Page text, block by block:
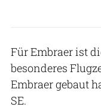
Für Embraer ist
besonderes
Embraer gebaut
SE.